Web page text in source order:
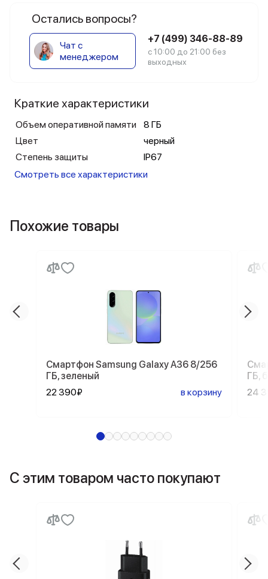
Остались вопросы?
Чат с
менеджером
+7 (499) 346-88-89
с 10:00 до 21:00 без
выходных
Краткие характеристики
Объем оперативной памяти
8 ГБ
Цвет
черный
Степень защиты
IP67
Смотреть все характеристики
Похожие товары
Смартфон Samsung Galaxy A36 8/256
ГБ, зеленый
22 390₽
в корзину
ГБ,
24
С этим товаром часто покупают